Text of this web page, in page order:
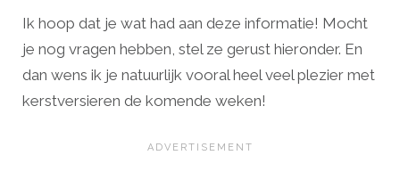
Ik hoop dat je wat had aan deze informatie! Mocht
je nog vragen hebben, stel ze gerust hieronder. En
dan wens ik je natuurlijk vooral heel veel plezier met
kerstversieren de komende weken!